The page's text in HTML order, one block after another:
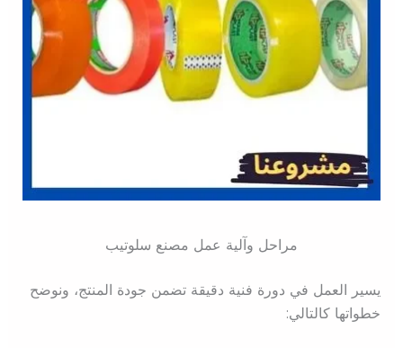
مراحل وآلية عمل مصنع سلوتيب
يسير العمل في دورة فنية دقيقة تضمن جودة المنتج، ونوضح
خطواتها كالتالي: